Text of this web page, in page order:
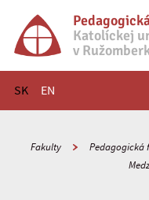
Katolíckej
v
SK EN
Hlavné menu
Fakulty Pedagogická